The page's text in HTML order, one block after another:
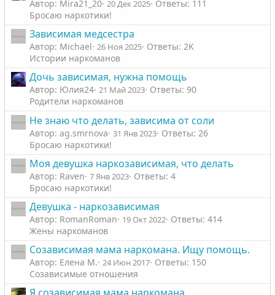
Автор: Mira21_20 20 Дек 2025 Ответы: 111
Бросаю наркотики!
Зависимая медсестра
Автор: Michael 26 Ноя 2025 Ответы: 2K
Истории наркоманов
Дочь зависимая, нужна помощь
Автор: Юлия24 21 Май 2023 Ответы: 90
Родители наркоманов
Не знаю что делать, зависима от соли
Автор: ag.smrnova 31 Янв 2023 Ответы: 26
Бросаю наркотики!
Моя девушка наркозависимая, что делать
Автор: Raven 7 Янв 2023 Ответы: 4
Бросаю наркотики!
Девушка - наркозависимая
Автор: RomanRoman 19 Окт 2022 Ответы: 414
Жены наркоманов
Созависимая мама наркомана. Ищу помощь.
Автор: Елена М. 24 Июн 2017 Ответы: 150
Созависимые отношения